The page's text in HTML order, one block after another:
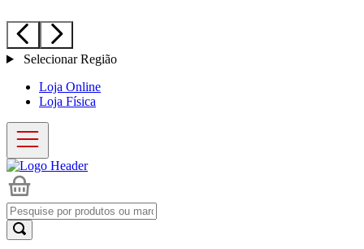
Selecionar Região
Loja Online
Loja Física